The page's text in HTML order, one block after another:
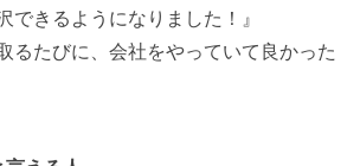
ダクトコードに単体テストを記述、実
に受け入れテストを記述、実施してい
時にテストコードを記述している
できるようになりました！』
るたびに、会社をやっていて良かった